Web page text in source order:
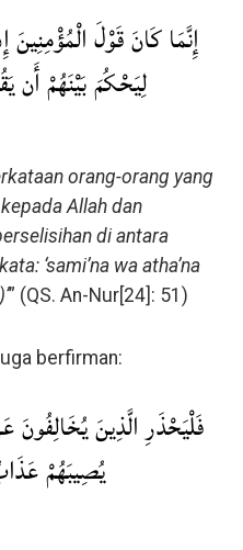
إِنَّمَا كَانَ قَوْلَ الْمُؤْمِنِينَ
لِيَحْكُمَ بَيْنَهُمْ أَن
orang-orang yang
Allah dan
di antara
‘sami’na wa atha’na
” (QS. An-Nur[24]: 51)
berfirman:
فَلْيَحْذَرِ الَّذِينَ يُخَالِفُونَ
يُصِيبَهُمْ عَذَابٌ